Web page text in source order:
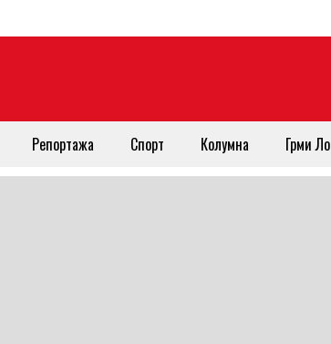
Репортажа Спорт Колумна Грми Ло